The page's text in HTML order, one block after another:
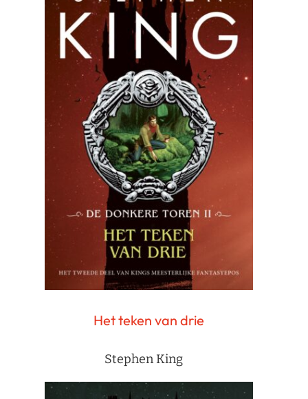
Het teken van drie
Stephen King